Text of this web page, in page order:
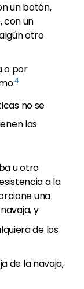
un botón,
con un
otro
o por
4
no se
las
u otro
a la
una
y
de los
de la navaja,